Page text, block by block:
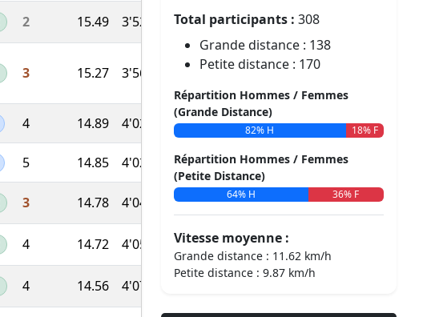
2 15.49 3'52'' 38:58 929
3 15.27 3'56'' 39:32 919
4 14.89 4'02'' 40:32 905
5 14.85 4'02'' 40:39 900
3 14.78 4'04'' 40:50 895
4 14.72 4'05'' 41:00 889
4 14.56 4'07''
Total participants : 308
Grande distance : 138
Petite distance : 170
Répartition Hommes / Femmes
(Grande Distance)
82% H 18% F
Répartition Hommes / Femmes
(Petite Distance)
64% H 36% F
Vitesse moyenne :
Grande distance : 11.62 km/h
Petite distance : 9.87 km/h